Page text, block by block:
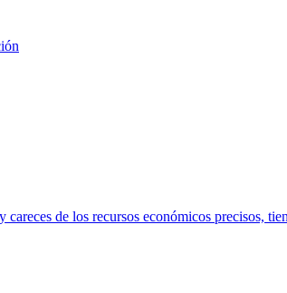
de los recursos económicos precisos,